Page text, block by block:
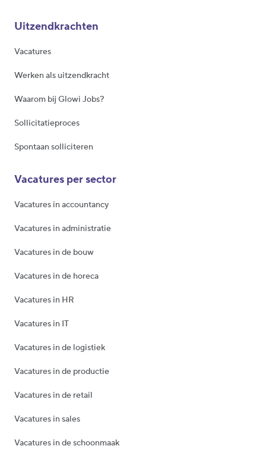
Uitzendkrachten
Vacatures
Werken als uitzendkracht
Waarom bij Glowi Jobs?
Sollicitatieproces
Spontaan solliciteren
Vacatures per sector
Vacatures in accountancy
Vacatures in administratie
Vacatures in de bouw
Vacatures in de horeca
Vacatures in HR
Vacatures in IT
Vacatures in de logistiek
Vacatures in de productie
Vacatures in de retail
Vacatures in sales
Vacatures in de schoonmaak